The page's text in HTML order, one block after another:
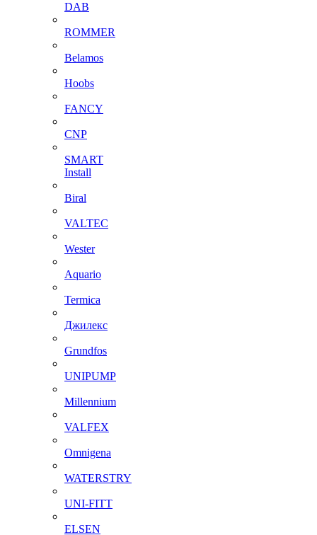
DAB
ROMMER
Belamos
Hoobs
FANCY
CNP
SMART
Install
Biral
VALTEC
Wester
Aquario
Termica
Джилекс
Grundfos
UNIPUMP
Millennium
VALFEX
Omnigena
WATERSTRY
UNI-FITT
ELSEN